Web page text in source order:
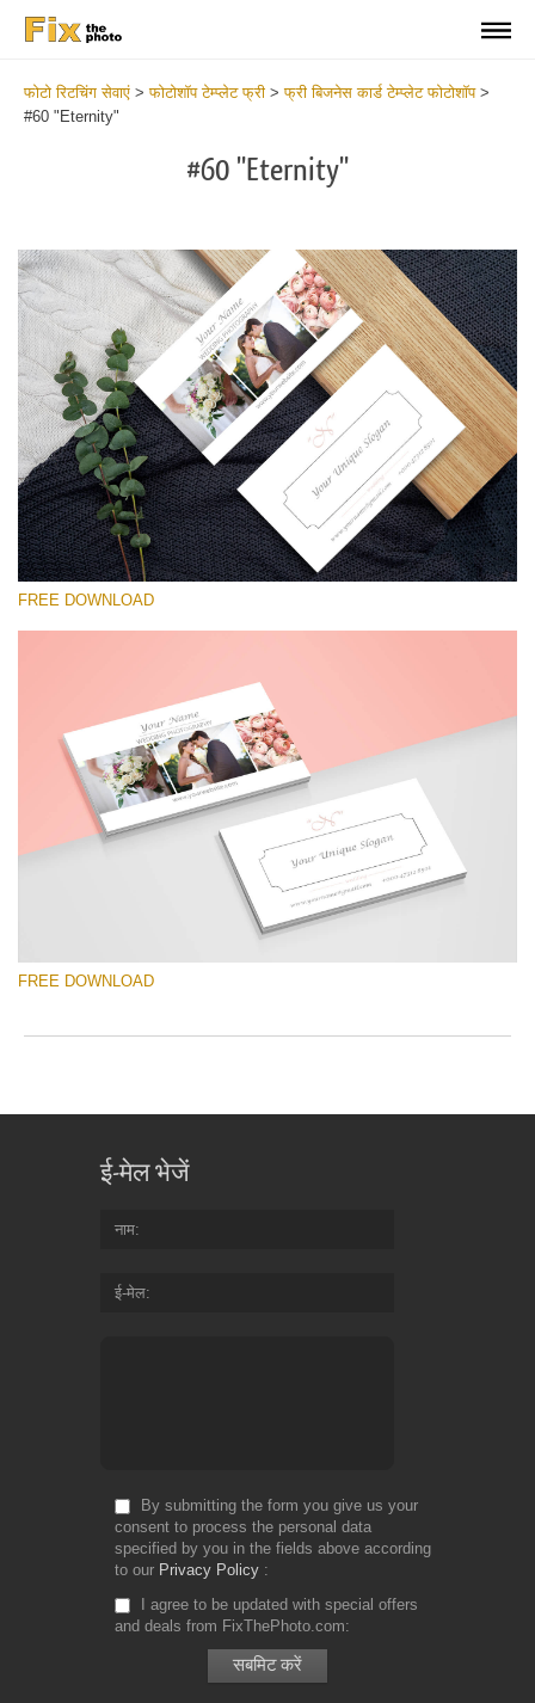
फोटो रिटचिंग सेवाएं >फोटोशॉप टेम्प्लेट फ्री >फ्री बिजनेस कार्ड टेम्प्लेट फोटोशॉप>
#60 "Eternity"
#60 "Eternity"
कृपया चुने
Free Template #60
Senior Price List
मुफ्त डाउनलोड
FREE DOWNLOAD
FREE DOWNLOAD
ई-मेल भेजें
नाम
ई-मेल
By submitting the form you give us your
consent to process the personal data
specified by you in the fields above according
to our Privacy Policy
I agree to be updated with special offers
and deals from FixThePhoto.com